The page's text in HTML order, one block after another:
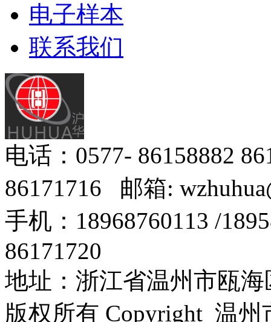
电子样本
联系我们
电话：0577- 86158882
86171716 邮箱:
手机：18968760113 /
86171720
地址：浙江省温州市瓯海
版权所有 Copyright 温